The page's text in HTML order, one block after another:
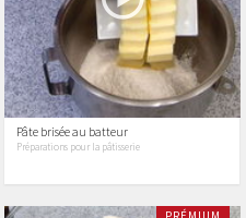
Pâte brisée au batteur
Préparations pour la pâtisserie